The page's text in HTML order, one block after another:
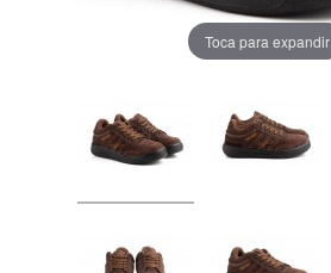
Toca para expandir